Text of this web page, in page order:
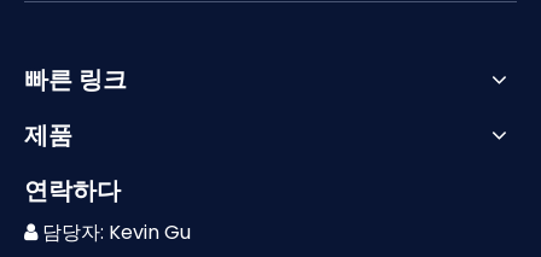
빠른 링크
제품
연락하다
 담당자: Kevin Gu